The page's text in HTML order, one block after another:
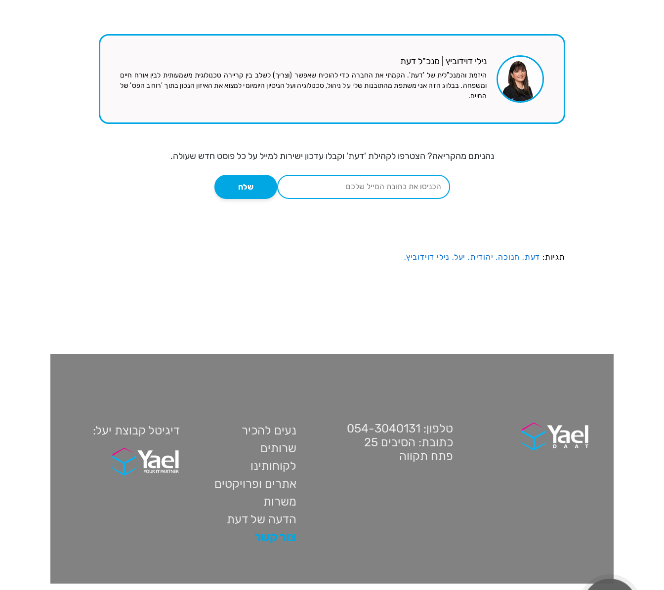
נילי דוידוביץ | מנכ"ל דעת
היזמת והמנכ"לית של 'דעת'. הקמתי את החברה כדי להוכיח שאפשר (וצריך) לשלב בין קריירה טכנולוגית משמעותית לבין אורח חיים
ומשפחה. בבלוג הזה אני משתפת מהתובנות שלי על ניהול, טכנולוגיה ועל הניסיון היומיומי למצוא את האיזון הנכון בתוך 'רוחב הפס' של
החיים.
נהניתם מהקריאה? הצטרפו לקהילת 'דעת' וקבלו עדכון ישירות למייל על כל פוסט חדש שעולה.
שלח
תגיות: דעת, חנוכה, יהודית, יעל, נילי דוידוביץ,
טלפון: 054-3040131
כתובת: הסיבים 25
פתח תקווה
נעים להכיר
שרותים
לקוחותינו
אתרים ופרויקטים
משרות
הדעה של דעת
צור קשר
דיגיטל קבוצת יעל: